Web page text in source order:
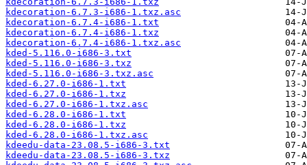
kdecoration-6.7.3-i686-1.txz.asc
kdecoration-6.7.4-i686-1.txt
kdecoration-6.7.4-i686-1.txz
kdecoration-6.7.4-i686-1.txz.asc
kded-5.116.0-i686-3.txt
kded-5.116.0-i686-3.txz
kded-5.116.0-i686-3.txz.asc
kded-6.27.0-i686-1.txt
kded-6.27.0-i686-1.txz
kded-6.27.0-i686-1.txz.asc
kded-6.28.0-i686-1.txt
kded-6.28.0-i686-1.txz
kded-6.28.0-i686-1.txz.asc
kdeedu-data-23.08.5-i686-3.txt
kdeedu-data-23.08.5-i686-3.txz